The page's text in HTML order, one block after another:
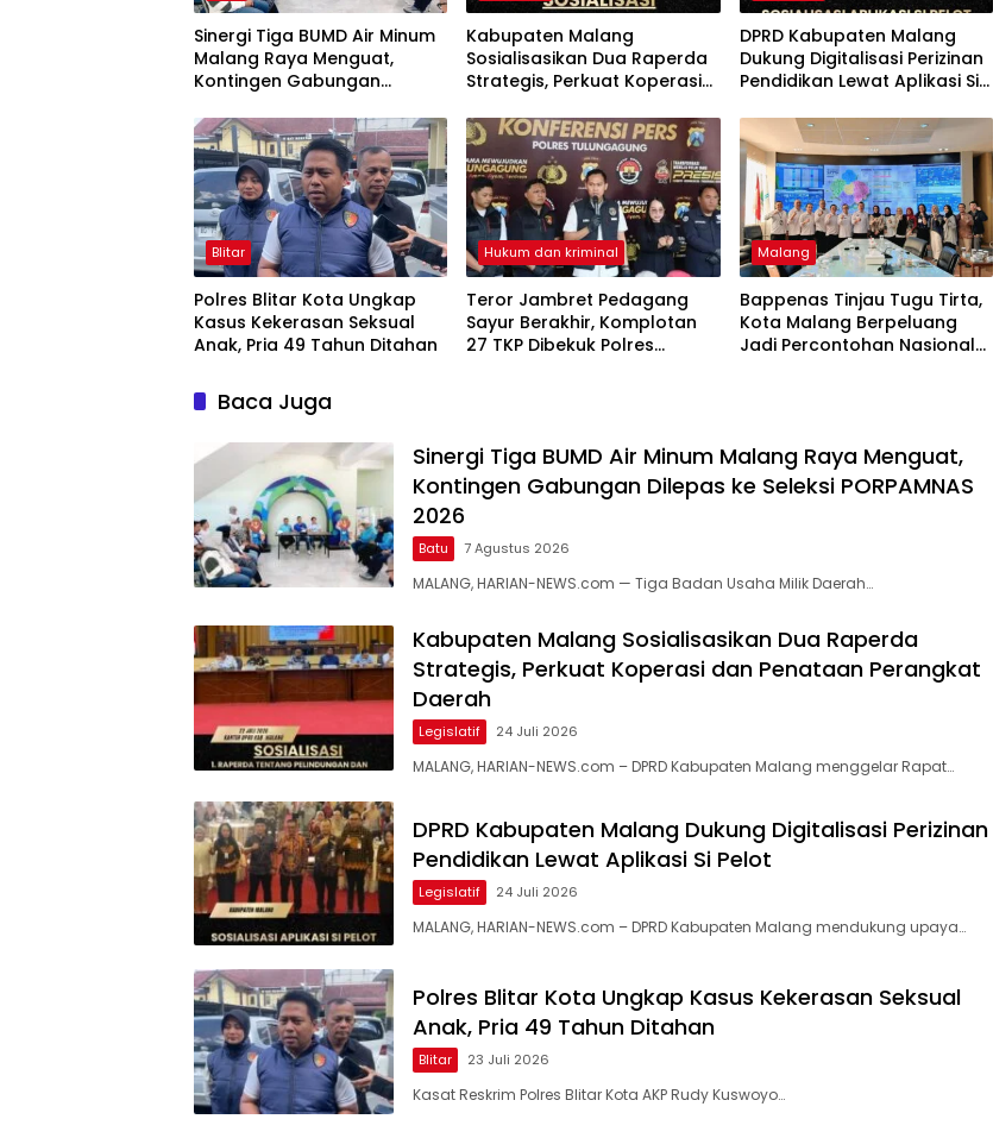
Sinergi Tiga BUMD Air Minum
Malang Raya Menguat,
Kontingen Gabungan
PORPAMNAS 2026
Kabupaten Malang
Sosialisasikan Dua Raperda
Strategis, Perkuat Koperasi
Daerah
DPRD Kabupaten Malang
Dukung Digitalisasi Perizinan
Pendidikan Lewat Aplikasi Si
Blitar
Polres Blitar Kota Ungkap
Kasus Kekerasan Seksual
Anak, Pria 49 Tahun Ditahan
Hukum dan kriminal
Teror Jambret Pedagang
Sayur Berakhir, Komplotan
27 TKP Dibekuk Polres
Malang
Bappenas Tinjau Tugu Tirta,
Kota Malang Berpeluang
Jadi Percontohan Nasional
Baca Juga
Sinergi Tiga BUMD Air Minum Malang Raya Menguat,
Kontingen Gabungan Dilepas ke Seleksi PORPAMNAS
2026
Batu 7 Agustus 2026
MALANG, HARIAN-NEWS.com — Tiga Badan Usaha Milik Daerah…
Kabupaten Malang Sosialisasikan Dua Raperda
Strategis, Perkuat Koperasi dan Penataan Perangkat
Daerah
Legislatif 24 Juli 2026
MALANG, HARIAN-NEWS.com – DPRD Kabupaten Malang menggelar Rapat…
DPRD Kabupaten Malang Dukung Digitalisasi Perizinan
Pendidikan Lewat Aplikasi Si Pelot
Legislatif 24 Juli 2026
MALANG, HARIAN-NEWS.com – DPRD Kabupaten Malang mendukung upaya…
Polres Blitar Kota Ungkap Kasus Kekerasan Seksual
Anak, Pria 49 Tahun Ditahan
Blitar 23 Juli 2026
Kasat Reskrim Polres Blitar Kota AKP Rudy Kuswoyo…